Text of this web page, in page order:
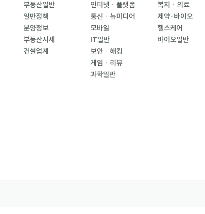
부동산일반
일반정책
분양정보
부동산시세
건설업계
인터넷ㆍ플랫폼
통신ㆍ뉴미디어
모바일
IT일반
보안ㆍ해킹
게임ㆍ리뷰
과학일반
복지ㆍ의료
제약·바이오
헬스케어
바이오일반